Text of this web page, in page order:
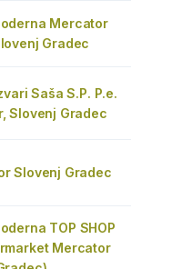
Mercator
Gradec
Saša S.P. P.e.
Slovenj Gradec
Slovenj Gradec
TOP SHOP
Mercator